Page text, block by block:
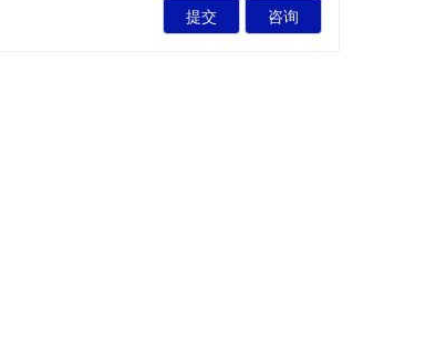
提交 咨询